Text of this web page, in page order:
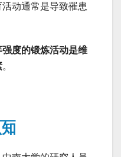
动通常是导致罹患
度的锻炼活动是维
。